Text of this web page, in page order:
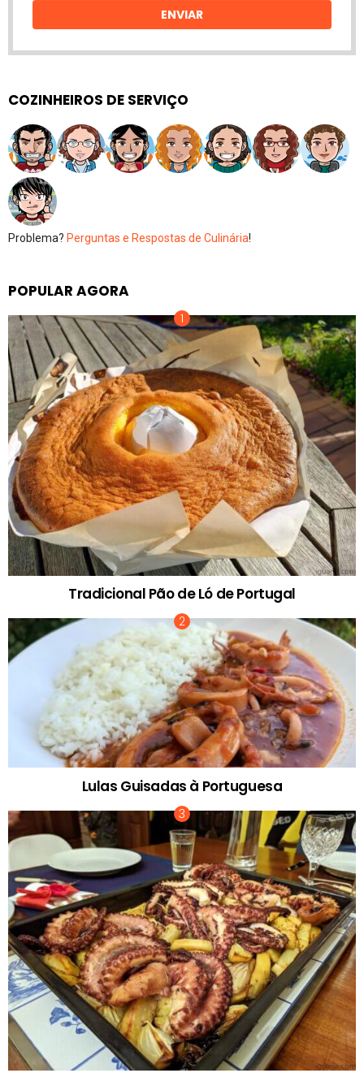
ENVIAR
COZINHEIROS DE SERVIÇO
Problema? Perguntas e Respostas de Culinária!
POPULAR AGORA
Tradicional Pão de Ló de Portugal
Lulas Guisadas à Portuguesa